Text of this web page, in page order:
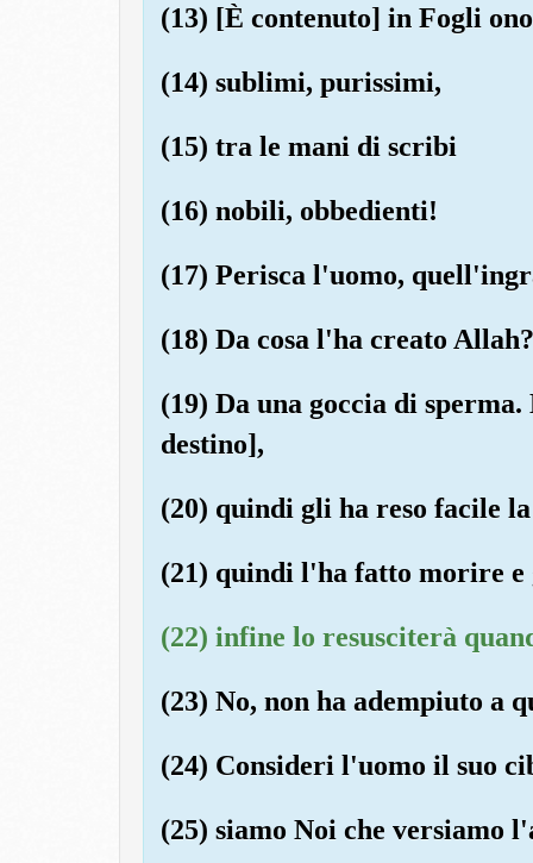
(13) [È contenuto] in Fogli
(14) sublimi, purissimi,
(15) tra le mani di scribi
(16) nobili, obbedienti!
(17) Perisca l'uomo,
(18) Da cosa l'ha creato Allah?
(19) Da una goccia di
destino],
(20) quindi gli ha reso facile
(21) quindi l'ha fatto morire e
(22) infine lo resusciterà
(23) No, non ha adempiuto a
(24) Consideri l'uomo il suo
(25) siamo Noi che versiamo